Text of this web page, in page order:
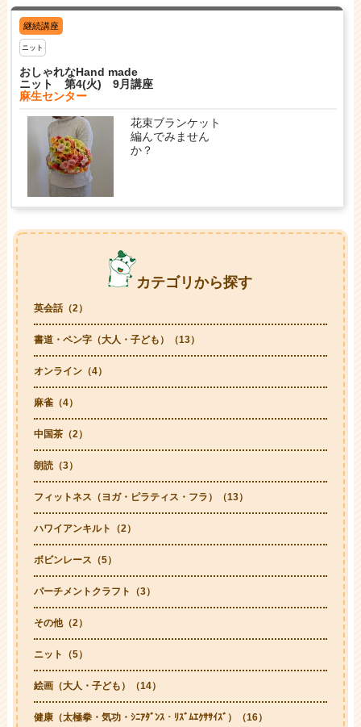
継続講座
ニット
おしゃれなHand made
ニット 第4(火) 9月講座
麻生センター
花束ブランケット
編んでみません
か？
カテゴリから探す
英会話（2）
書道・ペン字（大人・子ども）（13）
オンライン（4）
麻雀（4）
中国茶（2）
朗読（3）
フィットネス（ヨガ・ピラティス・フラ）（13）
ハワイアンキルト（2）
ボビンレース（5）
パーチメントクラフト（3）
その他（2）
ニット（5）
絵画（大人・子ども）（14）
健康（太極拳・気功・ｼﾆｱﾀﾞﾝｽ・ﾘｽﾞﾑｴｸｻｻｲｽﾞ）（16）